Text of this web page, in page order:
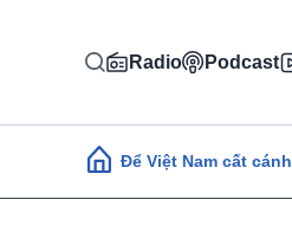
Radio Podcast
Main navigation
Để Việt Nam cất cánh